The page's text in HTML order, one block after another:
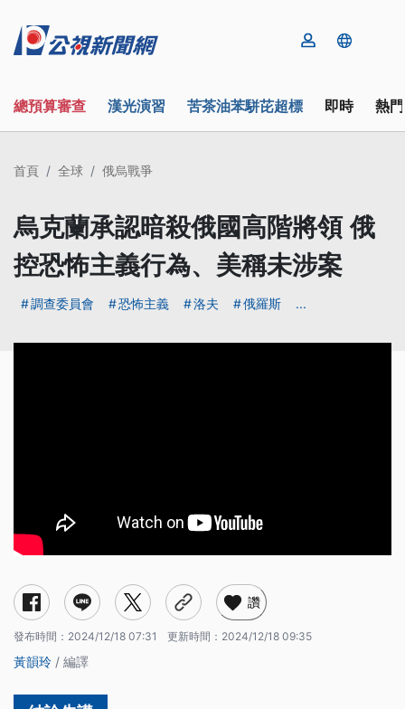
總預算審查 漢光演習 苦茶油苯駢芘超標 即時 熱
首頁 全球 俄烏戰爭
烏克蘭承認暗殺俄國高階將領 俄
控恐怖主義行為、美稱未涉案
調查委員會 恐怖主義 洛夫 俄羅斯 ...
讚
發布時間： 2024/12/18 07:31 更新時間： 2024/12/18 09:35
黃韻玲 / 編譯